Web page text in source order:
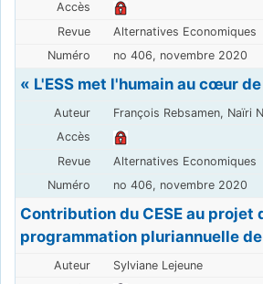
Alternatives Economiques
no 406, novembre 2020
« L'ESS met l'humain au cœur
François Rebsamen, Naïri
Alternatives Economiques
no 406, novembre 2020
Contribution du CESE au projet
programmation pluriannuelle
Sylviane Lejeune